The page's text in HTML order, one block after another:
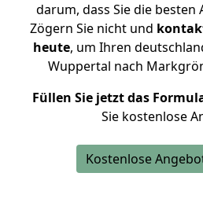
darum, dass Sie die besten
Zögern Sie nicht und
heute, um Ihren
Wuppertal nach
Füllen Sie jetzt das
Sie kostenlose
Kostenlose